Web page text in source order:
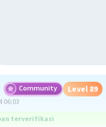
Community Level 89
06:03
terverifikasi